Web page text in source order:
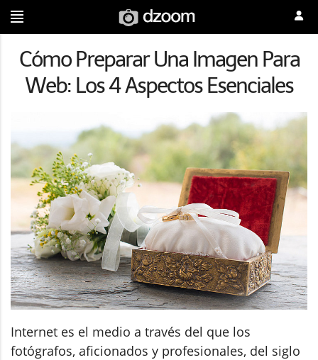
Cómo Preparar Una Imagen Para
Web: Los 4 Aspectos Esenciales
Internet es el medio a través del que los
fotógrafos, aficionados y profesionales, del siglo